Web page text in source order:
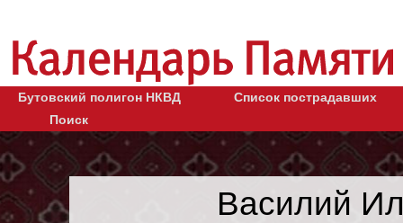
Бутовский полигон НКВД
Список пострадавших
Поиск
Василий